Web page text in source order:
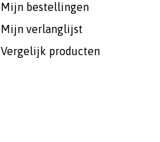
Mijn bestellingen
Mijn verlanglijst
Vergelijk producten